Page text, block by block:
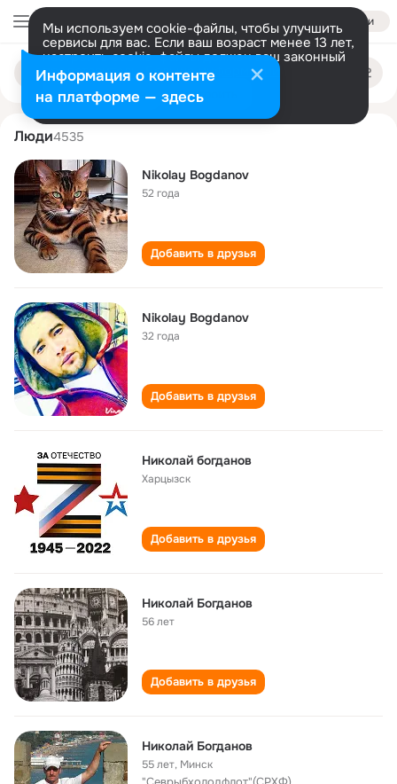
Войти
Мы используем cookie-файлы, чтобы улучшить
сервисы для вас. Если ваш возраст менее 13 лет,
настроить cookie-файлы должен ваш законный
представитель. Больше информации
Разрешить все Настроить
Поиск
людям
nikolay bogdanov
Люди4535
Nikolay Bogdanov
52 года
Добавить в друзья
Nikolay Bogdanov
32 года
Добавить в друзья
Николай богданов
Харцызск
Добавить в друзья
Николай Богданов
56 лет
Добавить в друзья
Николай Богданов
55 лет, Минск
Информация о контенте
на платформе — здесь